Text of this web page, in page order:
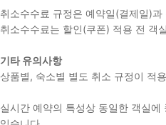
취소수수료 규정은 예약일(결제일)
취소수수료는 할인(쿠폰) 적용 전 객
기타 유의사항
상품별, 숙소별 별도 취소 규정이 적
실시간 예약의 특성상 동일한 객실